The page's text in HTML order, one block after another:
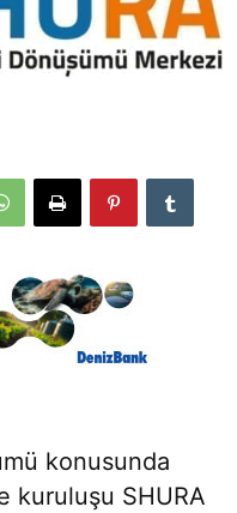
konusunda
kuruluşu SHURA